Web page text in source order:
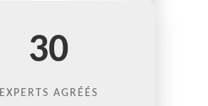
30
EXPERTS AGRÉÉS